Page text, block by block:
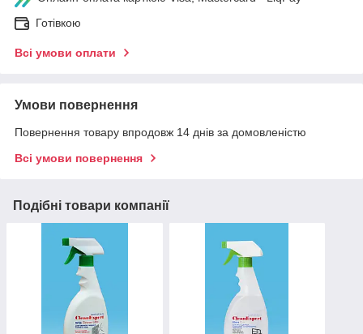
Готівкою
Всі умови оплати
Умови повернення
Повернення товару впродовж 14 днів за домовленістю
Всі умови повернення
Подібні товари компанії